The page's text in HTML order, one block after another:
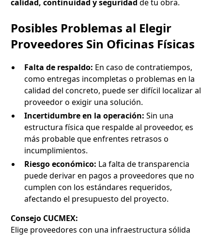
calidad, continuidad y seguridad de tu obra.
Posibles Problemas al Elegir
Proveedores Sin Oficinas Físicas
Falta de respaldo: En caso de contratiempos,
como entregas incompletas o problemas en la
calidad del concreto, puede ser difícil localizar al
proveedor o exigir una solución.
Incertidumbre en la operación: Sin una
estructura física que respalde al proveedor, es
más probable que enfrentes retrasos o
incumplimientos.
Riesgo económico: La falta de transparencia
puede derivar en pagos a proveedores que no
cumplen con los estándares requeridos,
afectando el presupuesto del proyecto.
Consejo CUCMEX:
Elige proveedores con una infraestructura sólida